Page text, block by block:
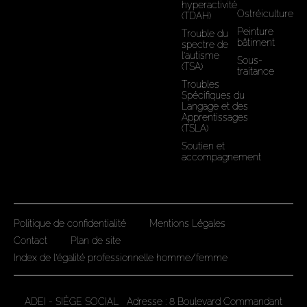
hyperactivité
(TDAH)
Trouble du
spectre de
l'autisme
(TSA)
Troubles
Spécifiques du
Langage et des
Apprentissages
(TSLA)
Soutien et
accompagnement
Ostréiculture
Peinture
bâtiment
Sous-
traitance
Politique de confidentialité
Mentions Légales
Contact
Plan de site
Index de l'égalité professionnelle homme/femme
ADEI - SIÈGE SOCIAL Adresse : 8 Boulevard Commandant